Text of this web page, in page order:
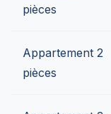
pièces
Appartement 2
pièces